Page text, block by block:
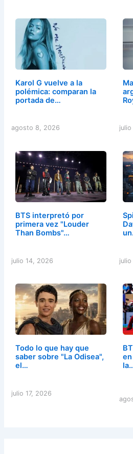
Karol G vuelve a la
polémica: comparan la
portada de…
agosto 8, 2026
BTS interpretó por
primera vez "Louder
Than Bombs"…
julio 14, 2026
Todo lo que hay que
saber sobre "La Odisea",
el…
julio 17, 2026